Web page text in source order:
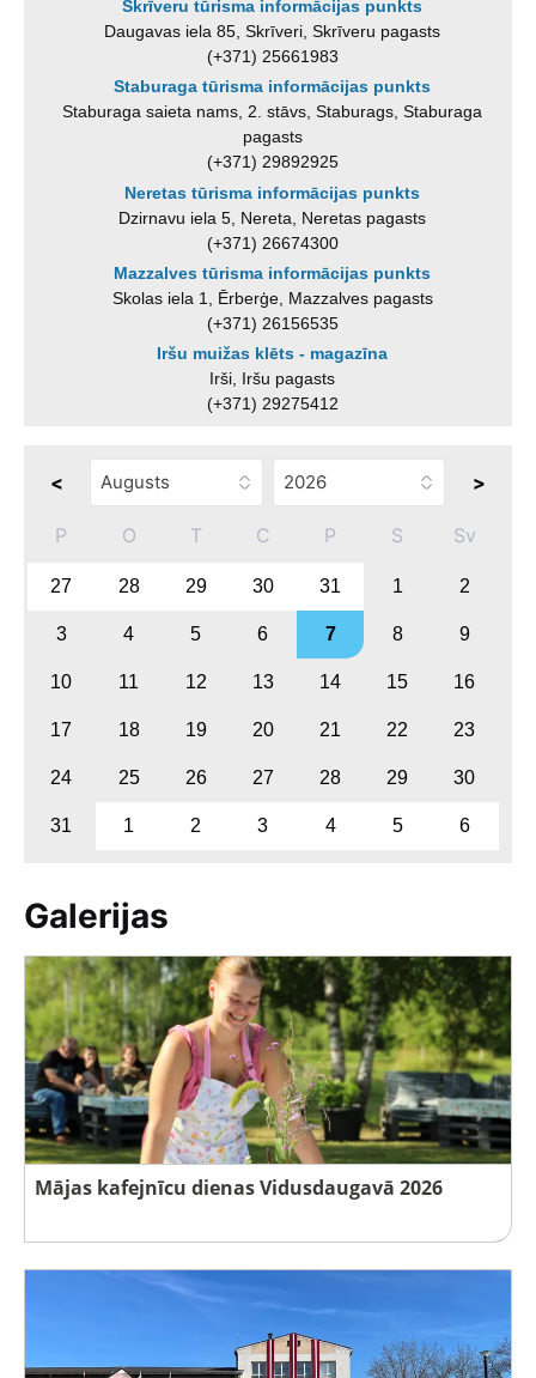
Skrīveru tūrisma informācijas punkts
Daugavas iela 85, Skrīveri, Skrīveru pagasts
(+371) 25661983
Staburaga tūrisma informācijas punkts
Staburaga saieta nams, 2. stāvs, Staburags, Staburaga
pagasts
(+371) 29892925
Neretas tūrisma informācijas punkts
Dzirnavu iela 5, Nereta, Neretas pagasts
(+371) 26674300
Mazzalves tūrisma informācijas punkts
Skolas iela 1, Ērberģe, Mazzalves pagasts
(+371) 26156535
Iršu muižas klēts - magazīna
Irši, Iršu pagasts
(+371) 29275412
< >
P O T C P S Sv
27 28 29 30 31 1 2
3 4 5 6 7 8 9
10 11 12 13 14 15 16
17 18 19 20 21 22 23
24 25 26 27 28 29 30
31 1 2 3 4 5 6
Galerijas
Mājas kafejnīcu dienas Vidusdaugavā 2026